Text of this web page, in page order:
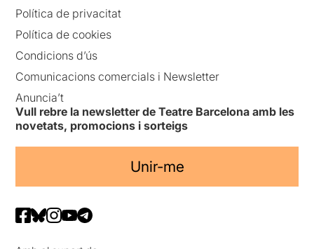
Política de privacitat
Política de cookies
Condicions d’ús
Comunicacions comercials i Newsletter
Anuncia’t
Vull rebre la newsletter de Teatre Barcelona amb les
novetats, promocions i sorteigs
Unir-me